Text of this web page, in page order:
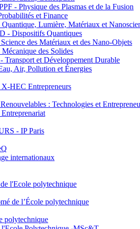
- Physique des Plasmas et de la Fusion
et Finance
Lumière, Matériaux et
Dispositifs Quantiques
des Matériaux et des Nano-Objets
des Solides
et Développement Durable
Air, Pollution et Énergies
HEC Entrepreneurs
: Technologies et
- IP Paris
internationaux
l'Ecole polytechnique
de l’École polytechnique
polytechnique